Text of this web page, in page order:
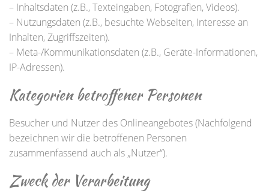
– Inhaltsdaten (z.B., Texteingaben, Fotografien, Videos).
– Nutzungsdaten (z.B., besuchte Webseiten, Interesse an
Inhalten, Zugriffszeiten).
– Meta-/Kommunikationsdaten (z.B., Geräte-Informationen,
IP-Adressen).
Kategorien betroffener Personen
Besucher und Nutzer des Onlineangebotes (Nachfolgend
bezeichnen wir die betroffenen Personen
zusammenfassend auch als „Nutzer“).
Zweck der Verarbeitung